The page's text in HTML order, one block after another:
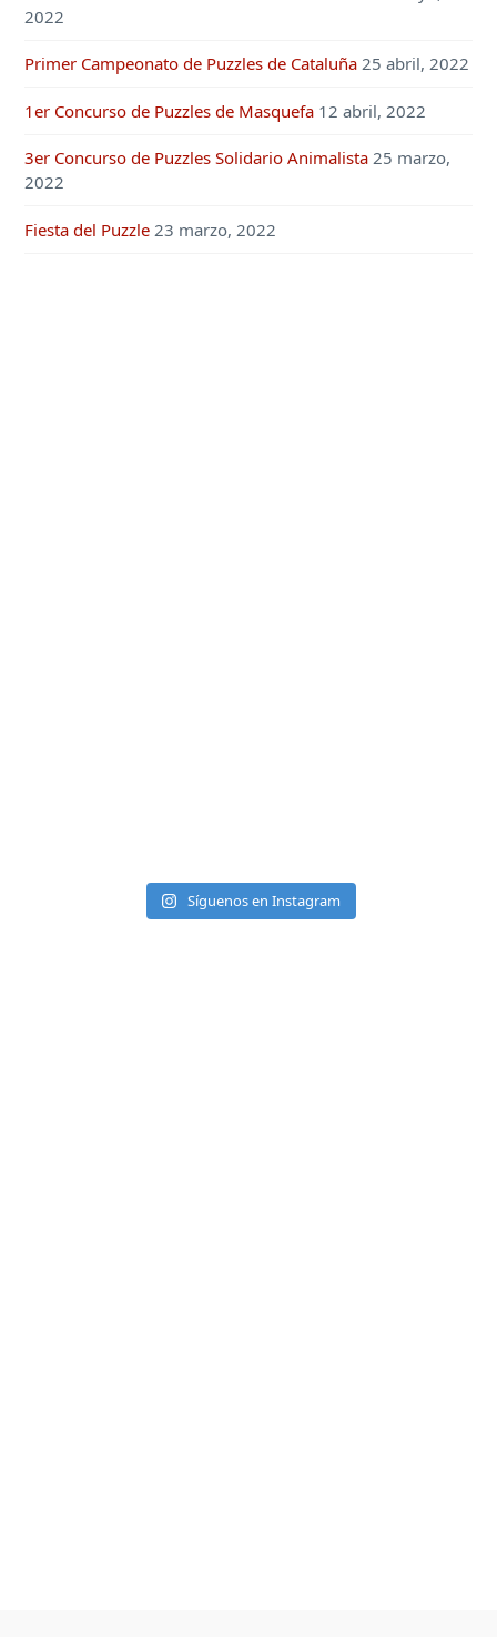
2022
Primer Campeonato de Puzzles de Cataluña 25 abril, 2022
1er Concurso de Puzzles de Masquefa 12 abril, 2022
3er Concurso de Puzzles Solidario Animalista 25 marzo,
2022
Fiesta del Puzzle 23 marzo, 2022
Síguenos en Instagram